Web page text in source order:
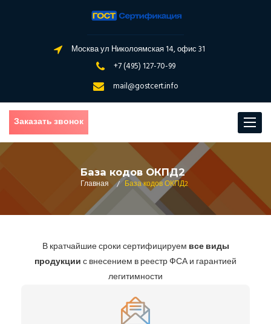
Москва ул Николоямская 14, офис 31
+7 (495) 127-70-99
mail@gostcert.info
Toggle
Заказать звонок
База кодов ОКПД2
Главная / База кодов ОКПД2
В кратчайшие сроки сертифицируем все виды
продукциис внесением в реестр ФСА и гарантией
легитимности